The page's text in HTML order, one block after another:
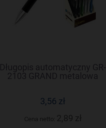
Długopis automatyczny GR-
2103 GRAND metalowa
3,56 zł